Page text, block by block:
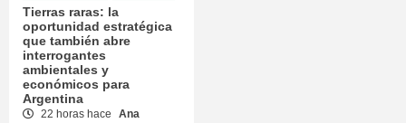
Tierras raras: la
oportunidad estratégica
que también abre
interrogantes
ambientales y
económicos para
Argentina
22 horas hace
Ana